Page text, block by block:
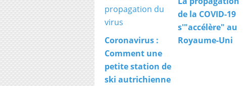
Coronavirus :
Comment une
petite station de
ski autrichienne
de la COVID-19
s'"accélère" au
Royaume-Uni